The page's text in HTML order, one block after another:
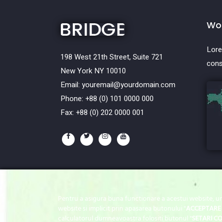
198 West 21th Street, Suite 721
New York NY 10010
Email: youremail@yourdomain.com
Phone: +88 (0) 101 0000 000
Fax: +88 (0) 202 0000 001
Copyrights © 2019
Pentru a asigura buna functionare a acestui website,
website si implicit prin apasarea butonului "
calculatorul dumneavoastra folositi butonul " SETARI